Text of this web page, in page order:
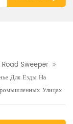
Road Sweeper
Для Езды На
Улицах